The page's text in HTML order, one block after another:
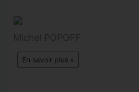
Michel POPOFF
En savoir plus »